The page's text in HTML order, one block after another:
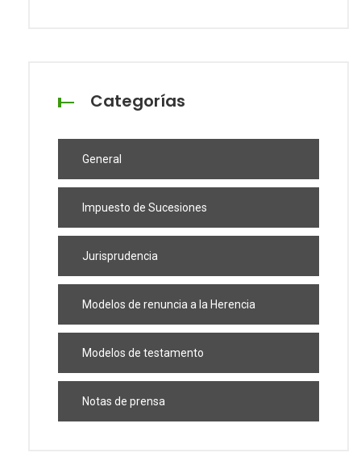
Categorías
General
Impuesto de Sucesiones
Jurisprudencia
Modelos de renuncia a la Herencia
Modelos de testamento
Notas de prensa